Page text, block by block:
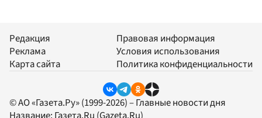
Редакция
Реклама
Карта сайта
Правовая информация
Условия использования
Политика конфиденциальности
© АО «Газета.Ру» (1999-2026) – Главные новости дня